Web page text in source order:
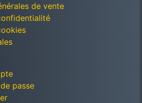
de vente
passe